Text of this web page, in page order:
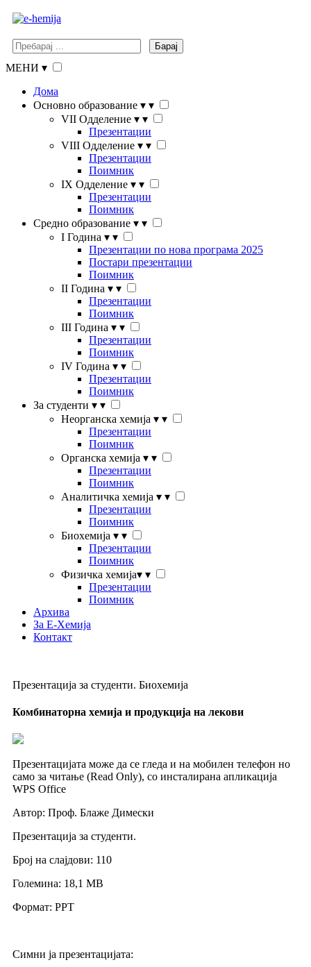
Барај
МЕНИ ▾
Дома
Основно образование ▾ ▾
VII Одделение ▾ ▾
Презентации
VIII Одделение ▾ ▾
Презентации
Поимник
IX Одделение ▾ ▾
Презентации
Поимник
Средно образование ▾ ▾
I Година ▾ ▾
Презентации по нова програма 2025
Постари презентации
Поимник
II Година ▾ ▾
Презентации
Поимник
III Година ▾ ▾
Презентации
Поимник
IV Година ▾ ▾
Презентации
Поимник
За студенти ▾ ▾
Неорганска хемија ▾ ▾
Презентации
Поимник
Органска хемија ▾ ▾
Презентации
Поимник
Аналитичка хемија ▾ ▾
Презентации
Поимник
Биохемија ▾ ▾
Презентации
Поимник
Физичка хемија▾ ▾
Презентации
Поимник
Архива
За Е-Хемија
Контакт
Презентација за студенти. Биохемија
Комбинаторна хемија и продукција на лекови
Презентацијата може да се гледа и на мобилен телефон но
само за читање (Read Only), со инсталирана апликација
WPS Office
Автор: Проф. Блаже Димески
Презентација за студенти.
Број на слајдови: 110
Големина: 18,1 МB
Формат: PPT
Симни ја презентацијата: